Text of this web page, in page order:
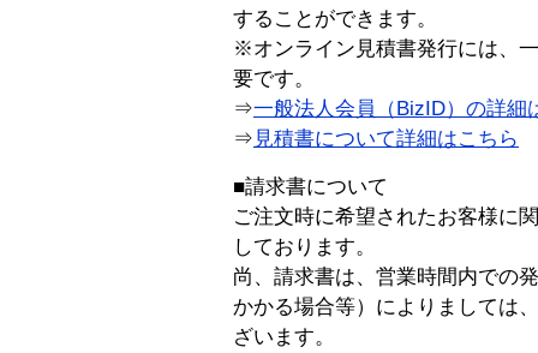
することができます。
※オンライン見積書発行には、
要です。
⇒一般法人会員（BizID）の詳細
⇒ 見積書について詳細はこちら
■請求書について
ご注文時に希望されたお客様に
しております。
尚、請求書は、営業時間内での
かかる場合等）によりましては
ざいます。